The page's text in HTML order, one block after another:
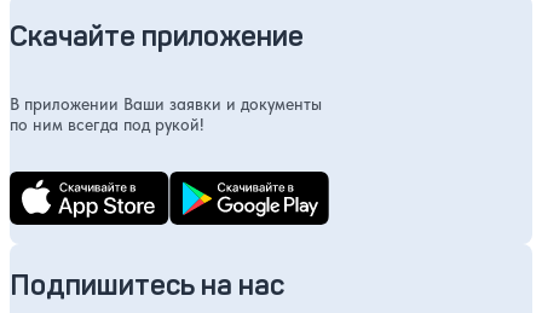
Скачайте приложение
В приложении Ваши заявки и документы
по ним всегда под рукой!
Подпишитесь на нас